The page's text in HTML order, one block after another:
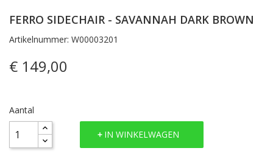
FERRO SIDECHAIR - SAVANNAH DARK BROWN
Artikelnummer: W00003201
€ 149,00
Aantal
IN WINKELWAGEN